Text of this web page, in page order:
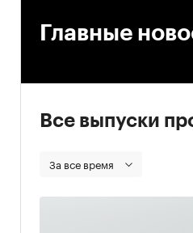
Главные
Все выпуски
За все время